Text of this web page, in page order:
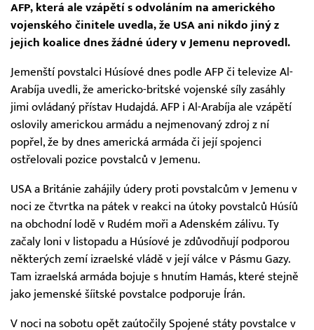
AFP, která ale vzápětí s odvoláním na amerického
vojenského činitele uvedla, že USA ani nikdo jiný z
jejich koalice dnes žádné údery v Jemenu neprovedl.
Jemenští povstalci Húsíové dnes podle AFP či televize Al-
Arabíja uvedli, že americko-britské vojenské síly zasáhly
jimi ovládaný přístav Hudajdá. AFP i Al-Arabíja ale vzápětí
oslovily americkou armádu a nejmenovaný zdroj z ní
popřel, že by dnes americká armáda či její spojenci
ostřelovali pozice povstalců v Jemenu.
USA a Británie zahájily údery proti povstalcům v Jemenu v
noci ze čtvrtka na pátek v reakci na útoky povstalců Húsíů
na obchodní lodě v Rudém moři a Adenském zálivu. Ty
začaly loni v listopadu a Húsíové je zdůvodňují podporou
některých zemí izraelské vládě v její válce v Pásmu Gazy.
Tam izraelská armáda bojuje s hnutím Hamás, které stejně
jako jemenské šíitské povstalce podporuje Írán.
V noci na sobotu opět zaútočily Spojené státy povstalce v